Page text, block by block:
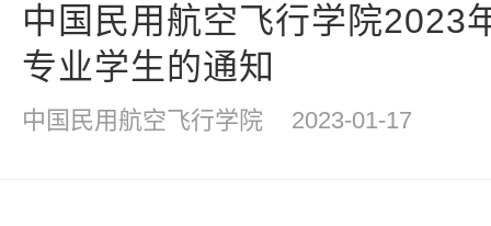
中国民用航空飞行学院2023
专业学生的通知
中国民用航空飞行学院 2023-01-17